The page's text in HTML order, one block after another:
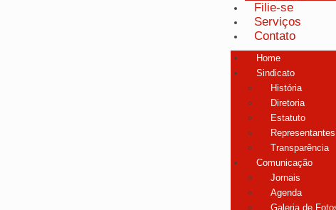
Filie-se
Serviços
Contato
Home
Sindicato
História
Diretoria
Estatuto
Transparência
Comunicação
Jornais
Agenda
Galeria de